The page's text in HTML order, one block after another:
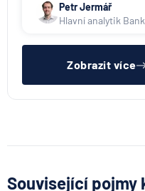
Petr Jermář
Hlavní analytik
Zobrazit více
Související pojmy